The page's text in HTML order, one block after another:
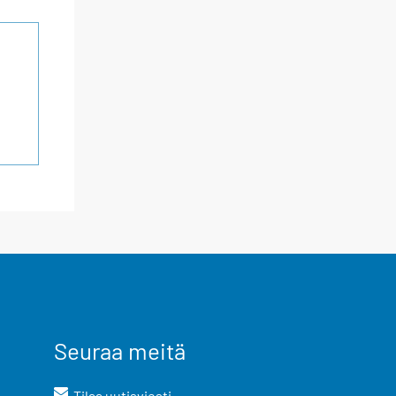
Seuraa meitä